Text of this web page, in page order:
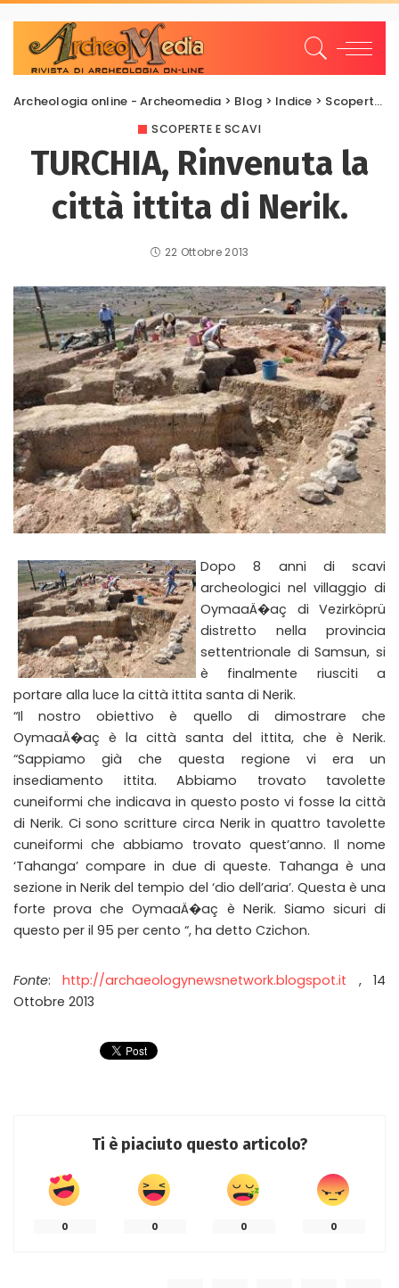
Archeologia online - Archeomedia > Blog > Indice > Scoperte e scavi
SCOPERTE E SCAVI
TURCHIA, Rinvenuta la
città ittita di Nerik.
22 Ottobre 2013
Dopo 8 anni di scavi
archeologici nel villaggio di
OymaaÄ�aç di Vezirköprü
distretto nella provincia
settentrionale di Samsun, si
è finalmente riusciti a
portare alla luce la città ittita santa di Nerik.
“Il nostro obiettivo è quello di dimostrare che
OymaaÄ�aç è la città santa del ittita, che è Nerik.
“Sappiamo già che questa regione vi era un
insediamento ittita. Abbiamo trovato tavolette
cuneiformi che indicava in questo posto vi fosse la città
di Nerik. Ci sono scritture circa Nerik in quattro tavolette
cuneiformi che abbiamo trovato quest’anno. Il nome
‘Tahanga’ compare in due di queste. Tahanga è una
sezione in Nerik del tempio del ‘dio dell’aria’. Questa è una
forte prova che OymaaÄ�aç è Nerik. Siamo sicuri di
questo per il 95 per cento “, ha detto Czichon.
Fonte:http://archaeologynewsnetwork.blogspot.it , 14
Ottobre 2013
Ti è piaciuto questo articolo?
0 0 0 0